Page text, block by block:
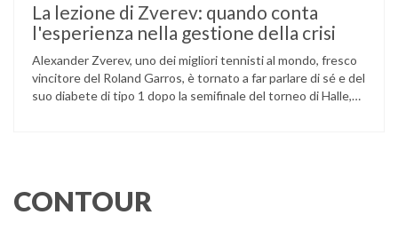
La lezione di Zverev: quando conta
l'esperienza nella gestione della crisi
Alexander Zverev, uno dei migliori tennisti al mondo, fresco
vincitore del Roland Garros, è tornato a far parlare di sé e del
suo diabete di tipo 1 dopo la semifinale del torneo di Halle,
CONTOUR